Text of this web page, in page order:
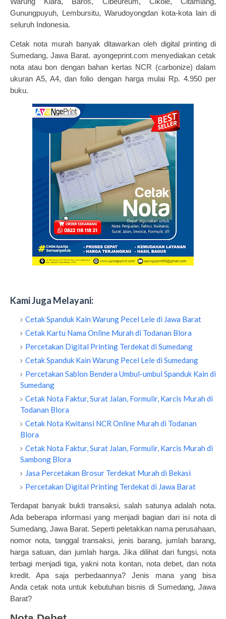
Gunungpuyuh, Lembursitu, Warudoyongdan kota-kota lain di
seluruh Indonesia.
Cetak nota murahbanyak ditawarkan oleh digital printing di
Sumedang, Jawa Barat. ayongeprint.com menyediakan cetak
nota atau bon dengan bahan kertas NCR (carbonize) dalam
ukuran A5, A4, dan folio dengan harga mulai Rp. 4.950 per
buku.
Kami Juga Melayani:
Cetak Spanduk Kain Warung Pecel Lele di Jawa Barat
Cetak Kartu Nama Online Murah di Todanan Blora
Percetakan Digital Printing Terdekat di Sumedang
Cetak Spanduk Kain Warung Pecel Lele di Sumedang
Percetakan Sablon Bendera Umbul-umbul Spanduk Kain di
Sumedang
Cetak Nota Faktur, Surat Jalan, Formulir, Karcis Murah di
Todanan Blora
Cetak Nota Kwitansi NCR Online Murah di Todanan
Blora
Cetak Nota Faktur, Surat Jalan, Formulir, Karcis Murah di
Sambong Blora
Jasa Percetakan Brosur Terdekat Murah di Bekasi
Percetakan Digital Printing Terdekat di Jawa Barat
Terdapat banyak bukti transaksi, salah satunya adalah nota.
Ada beberapa informasi yang menjadi bagian dari isi nota di
Sumedang, Jawa Barat. Seperti peletakkan nama perusahaan,
nomor nota, tanggal transaksi, jenis barang, jumlah barang,
harga satuan, dan jumlah harga. Jika dilihat dari fungsi, nota
terbagi menjadi tiga, yakni nota kontan, nota debet, dan nota
kredit. Apa saja perbedaannya? Jenis mana yang bisa
Anda cetak notauntuk kebutuhan bisnis di Sumedang, Jawa
Barat?